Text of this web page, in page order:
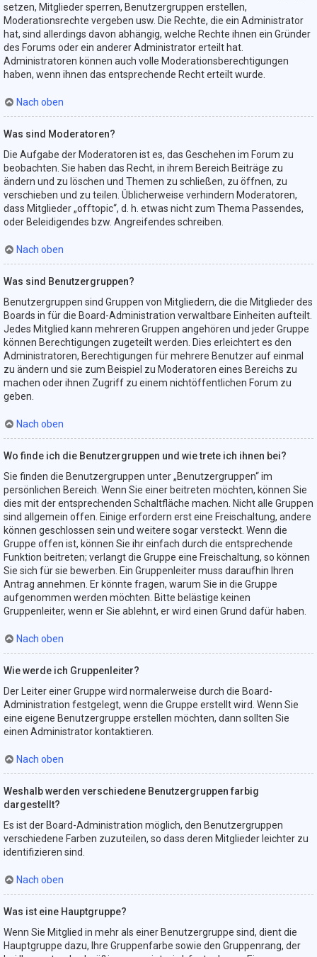
setzen, Mitglieder sperren, Benutzergruppen erstellen,
Moderationsrechte vergeben usw. Die Rechte, die ein Administrator
hat, sind allerdings davon abhängig, welche Rechte ihnen ein Gründer
des Forums oder ein anderer Administrator erteilt hat.
Administratoren können auch volle Moderationsberechtigungen
haben, wenn ihnen das entsprechende Recht erteilt wurde.
Nach oben
Was sind Moderatoren?
Die Aufgabe der Moderatoren ist es, das Geschehen im Forum zu
beobachten. Sie haben das Recht, in ihrem Bereich Beiträge zu
ändern und zu löschen und Themen zu schließen, zu öffnen, zu
verschieben und zu teilen. Üblicherweise verhindern Moderatoren,
dass Mitglieder „offtopic“, d. h. etwas nicht zum Thema Passendes,
oder Beleidigendes bzw. Angreifendes schreiben.
Nach oben
Was sind Benutzergruppen?
Benutzergruppen sind Gruppen von Mitgliedern, die die Mitglieder des
Boards in für die Board-Administration verwaltbare Einheiten aufteilt.
Jedes Mitglied kann mehreren Gruppen angehören und jeder Gruppe
können Berechtigungen zugeteilt werden. Dies erleichtert es den
Administratoren, Berechtigungen für mehrere Benutzer auf einmal
zu ändern und sie zum Beispiel zu Moderatoren eines Bereichs zu
machen oder ihnen Zugriff zu einem nichtöffentlichen Forum zu
geben.
Nach oben
Wo finde ich die Benutzergruppen und wie trete ich ihnen bei?
Sie finden die Benutzergruppen unter „Benutzergruppen“ im
persönlichen Bereich. Wenn Sie einer beitreten möchten, können Sie
dies mit der entsprechenden Schaltfläche machen. Nicht alle Gruppen
sind allgemein offen. Einige erfordern erst eine Freischaltung, andere
können geschlossen sein und weitere sogar versteckt. Wenn die
Gruppe offen ist, können Sie ihr einfach durch die entsprechende
Funktion beitreten; verlangt die Gruppe eine Freischaltung, so können
Sie sich für sie bewerben. Ein Gruppenleiter muss daraufhin Ihren
Antrag annehmen. Er könnte fragen, warum Sie in die Gruppe
aufgenommen werden möchten. Bitte belästige keinen
Gruppenleiter, wenn er Sie ablehnt, er wird einen Grund dafür haben.
Nach oben
Wie werde ich Gruppenleiter?
Der Leiter einer Gruppe wird normalerweise durch die Board-
Administration festgelegt, wenn die Gruppe erstellt wird. Wenn Sie
eine eigene Benutzergruppe erstellen möchten, dann sollten Sie
einen Administrator kontaktieren.
Nach oben
Weshalb werden verschiedene Benutzergruppen farbig
dargestellt?
Es ist der Board-Administration möglich, den Benutzergruppen
verschiedene Farben zuzuteilen, so dass deren Mitglieder leichter zu
identifizieren sind.
Nach oben
Was ist eine Hauptgruppe?
Wenn Sie Mitglied in mehr als einer Benutzergruppe sind, dient die
Hauptgruppe dazu, Ihre Gruppenfarbe sowie den Gruppenrang, der